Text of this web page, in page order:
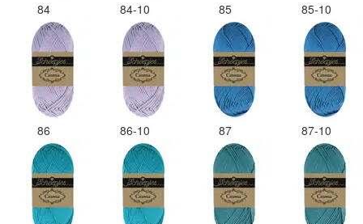
84 84-10 85 85-10
86 86-10 87 87-10